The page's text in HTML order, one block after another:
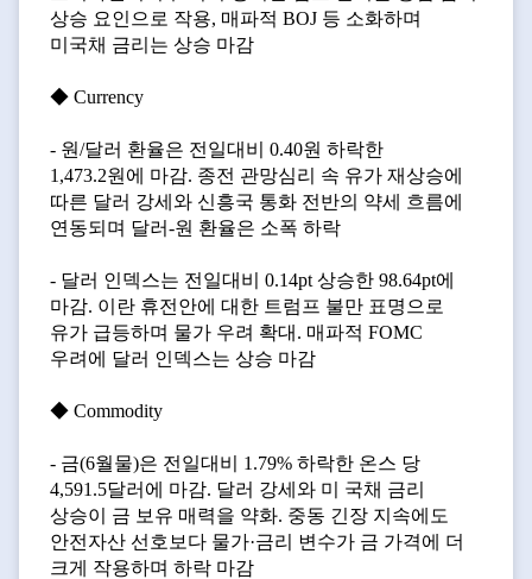
상승 요인으로 작용, 매파적 BOJ 등 소화하며
미국채 금리는 상승 마감
◆ Currency
- 원/달러 환율은 전일대비 0.40원 하락한
1,473.2원에 마감. 종전 관망심리 속 유가 재상승에
따른 달러 강세와 신흥국 통화 전반의 약세 흐름에
연동되며 달러-원 환율은 소폭 하락
- 달러 인덱스는 전일대비 0.14pt 상승한 98.64pt에
마감. 이란 휴전안에 대한 트럼프 불만 표명으로
유가 급등하며 물가 우려 확대. 매파적 FOMC
우려에 달러 인덱스는 상승 마감
◆ Commodity
- 금(6월물)은 전일대비 1.79% 하락한 온스 당
4,591.5달러에 마감. 달러 강세와 미 국채 금리
상승이 금 보유 매력을 약화. 중동 긴장 지속에도
안전자산 선호보다 물가·금리 변수가 금 가격에 더
크게 작용하며 하락 마감